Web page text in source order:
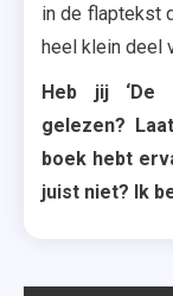
in de flaptekst
heel klein deel
Heb jij ‘De
gelezen?
boek hebt
juist niet? Ik